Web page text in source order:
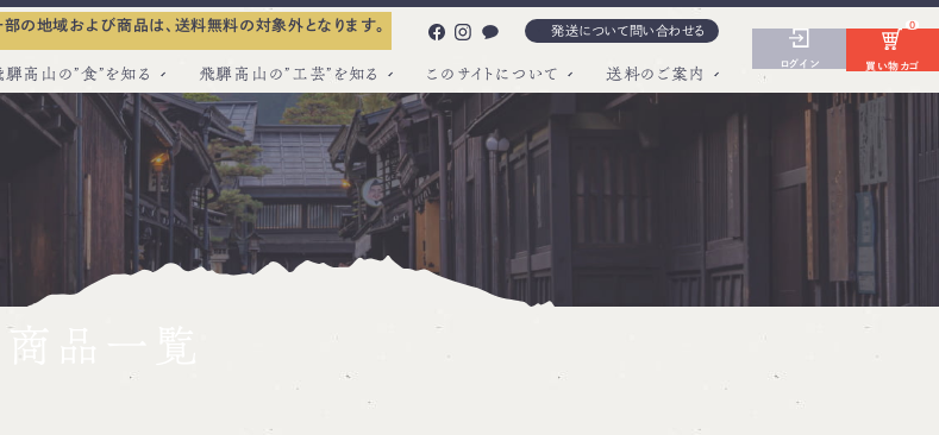
の地域および商品は、送料無料の対象外となります。 発送について問い合わせる
騨高山の”食”を知る 飛騨高山の”工芸”を知る このサイトについて 送料のご案内
ログイン 買い物カゴ
0
商品一覧